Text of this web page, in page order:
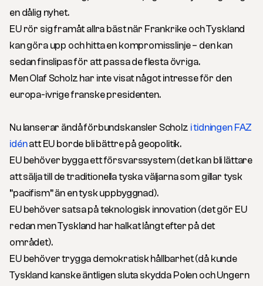
en dålig nyhet.
EU rör sig framåt allra bäst när Frankrike och Tyskland
kan göra upp och hitta en kompromisslinje – den kan
sedan finslipas för att passa de flesta övriga.
Men Olaf Scholz har inte visat något intresse för den
europa-ivrige franske presidenten.
Nu lanserar ändå förbundskansler Scholz i tidningen FAZ
idénatt EU borde bli bättre på geopolitik.
EU behöver bygga ett försvarssystem (det kan bli lättare
att sälja till de traditionella tyska väljarna som gillar tysk
”pacifism” än en tysk uppbyggnad).
EU behöver satsa på teknologisk innovation (det gör EU
redan men Tyskland har halkat långt efter på det
området).
EU behöver trygga demokratisk hållbarhet (då kunde
Tyskland kanske äntligen sluta skydda Polen och Ungern